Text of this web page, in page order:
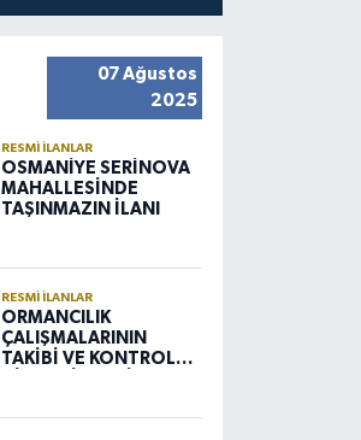
07 Ağustos
2025
RESMI İLANLAR
OSMANİYE SERİNOVA
MAHALLESİNDE
TAŞINMAZIN İLANI
RESMI İLANLAR
ORMANCILIK
ÇALIŞMALARININ
TAKİBİ VE KONTROLÜ